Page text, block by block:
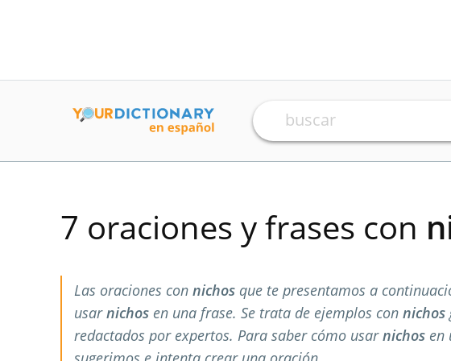
7 oraciones y frases con
Las oraciones con nichos que te presentamos a
usarnichos en una frase. Se trata de ejemplos con nichos
redactados por expertos. Para saber cómo usarnichos en